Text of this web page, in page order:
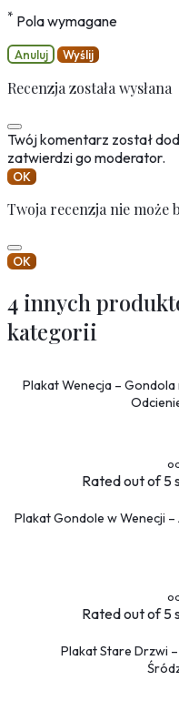
* Pola wymagane
Anuluj Wyślij
Recenzja została wysłana
Twój komentarz został
zatwierdzi go moderator.
OK
Twoja recenzja nie może
OK
4 innych
kategorii
Plakat Wenecja –
Ratedout of 5
Plakat Gondole w Wenecji
Ratedout of 5
Plakat Stare Drzwi